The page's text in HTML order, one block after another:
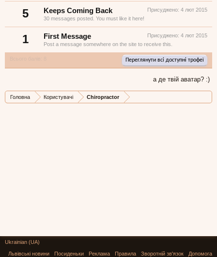
5 Присуджено: 4 лют 2015
Keeps Coming Back
30 messages posted. You must like it here!
1 Присуджено: 4 лют 2015
First Message
Post a message somewhere on the site to receive this.
Переглянути всі доступні трофеї
а де твій аватар? :)
Головна Користувачі Chiropractor
Ukrainian (UA)
Львівські новини
Посиденьки Реклама Правила Зворотній зв'язок Допомога